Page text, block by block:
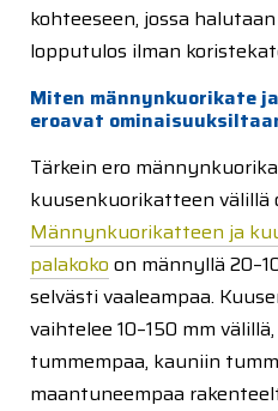
kohteeseen, jossa
lopputulos ilman
Miten männynkuorikate
eroavat
Tärkein ero
kuusenkuorikatteen välillä
Männynkuorikatteen ja
palakoko on männyllä
selvästi vaaleampaa.
vaihtelee 10–150 mm
tummempaa, kauniin
maantuneempaa